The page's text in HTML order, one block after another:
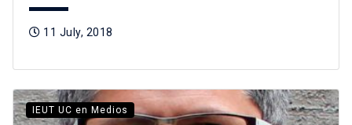
11 July, 2018
IEUT UC en Medios